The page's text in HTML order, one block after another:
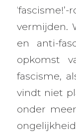
vermijden.
en anti-
opkomst
fascisme,
vindt niet
onder